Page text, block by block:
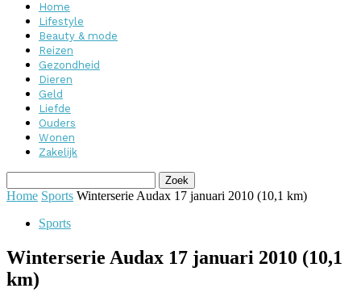
Home
Lifestyle
Beauty & mode
Reizen
Gezondheid
Dieren
Geld
Liefde
Ouders
Wonen
Zakelijk
Home Sports Winterserie Audax 17 januari 2010 (10,1 km)
Sports
Winterserie Audax 17 januari 2010 (10,1
km)